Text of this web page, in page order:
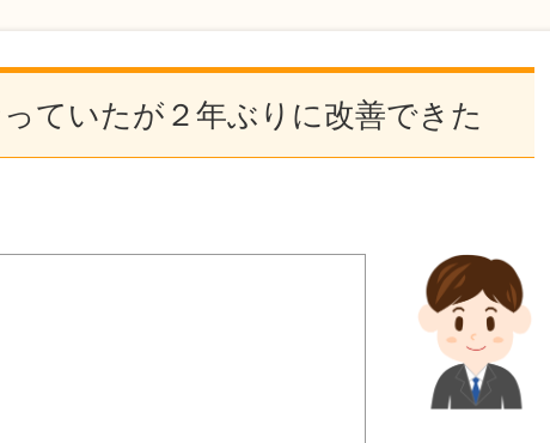
ていたが２年ぶりに改善できた